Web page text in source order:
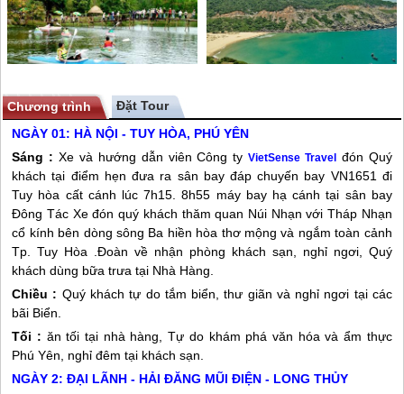
Chương trình
NGÀY 01: HÀ NỘI - TUY HÒA, PHÚ YÊN
Sáng : Xe và hướng dẫn viên Công tyVietSense Travel
đón Quý
khách tại điểm hẹn đưa ra sân bay đáp chuyến bay VN1651 đi
Tuy hòa cất cánh lúc 7h15. 8h55 máy bay hạ cánh tại sân bay
Đông Tác Xe đón quý khách thăm quan Núi Nhạn với Tháp Nhạn
cổ kính bên dòng sông Ba hiền hòa thơ mộng và ngắm toàn cảnh
Tp. Tuy Hòa .Đoàn về nhận phòng khách sạn, nghỉ ngơi, Quý
khách dùng bữa trưa tại Nhà Hàng.
Chiều : Quý khách tự do tắm biển, thư giãn và nghỉ ngơi tại các
bãi Biển.
Tối : ăn tối tại nhà hàng, Tự do khám phá văn hóa và ẩm thực
Phú Yên , nghỉ đêm tại khách sạn.
NGÀY 2: ĐẠI LÃNH - HẢI ĐĂNG MŨI ĐIỆN - LONG THỦY